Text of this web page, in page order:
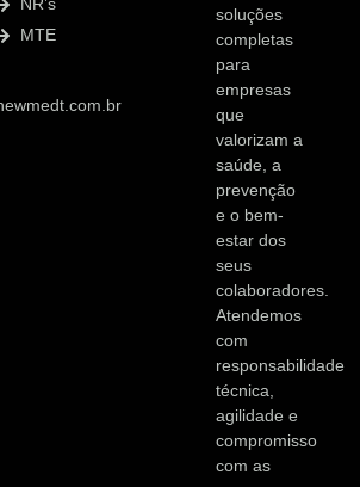
MTE
soluções
completas
para
empresas
que
valorizam a
saúde, a
prevenção
e o bem-
estar dos
seus
colaboradores.
Atendemos
com
responsabilidade
técnica,
agilidade e
compromisso
com as